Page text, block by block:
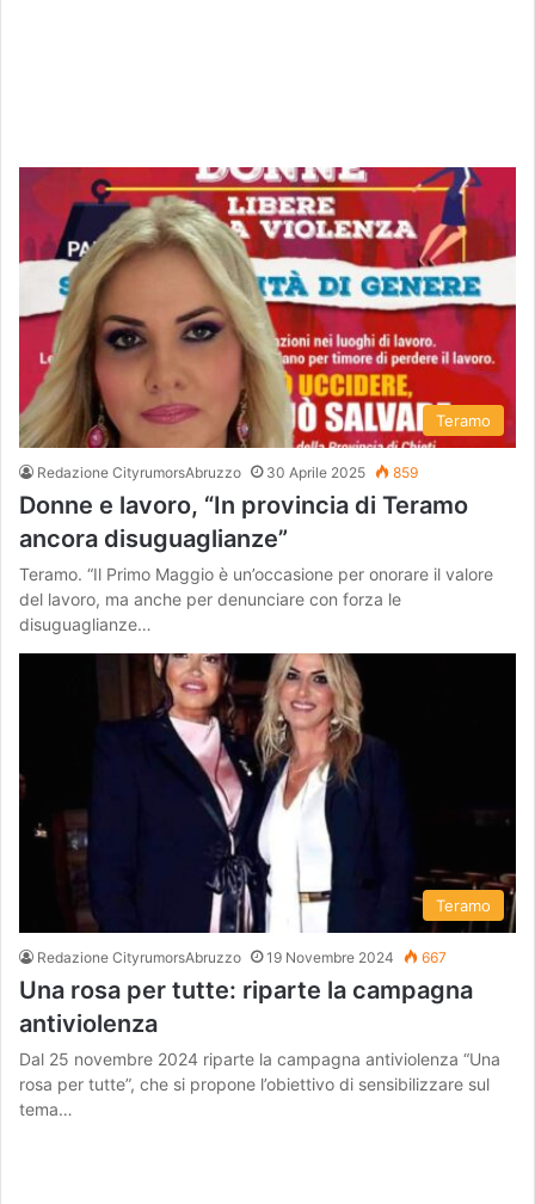
Teramo
Redazione CityrumorsAbruzzo 30 Aprile 2025 859
Donne e lavoro, “In provincia di Teramo
ancora disuguaglianze”
Teramo. “Il Primo Maggio è un’occasione per onorare il valore
del lavoro, ma anche per denunciare con forza le
disuguaglianze…
Teramo
Redazione CityrumorsAbruzzo 19 Novembre 2024 667
Una rosa per tutte: riparte la campagna
antiviolenza
Dal 25 novembre 2024 riparte la campagna antiviolenza “Una
rosa per tutte”, che si propone l’obiettivo di sensibilizzare sul
tema…